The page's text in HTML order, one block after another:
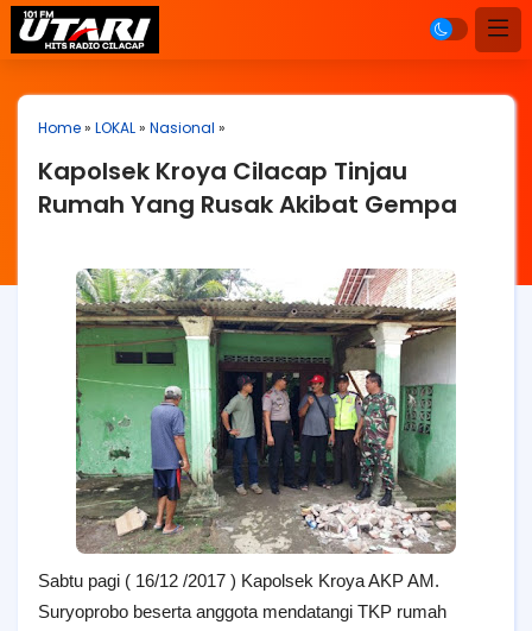
Home» LOKAL» Nasional »
Kapolsek Kroya Cilacap Tinjau
Rumah Yang Rusak Akibat Gempa
Sabtu pagi ( 16/12 /2017 ) Kapolsek Kroya AKP AM.
Suryoprobo beserta anggota mendatangi TKP rumah